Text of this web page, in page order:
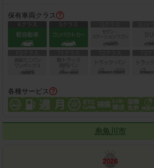
保有車両クラス
各種サービス
糸魚川市